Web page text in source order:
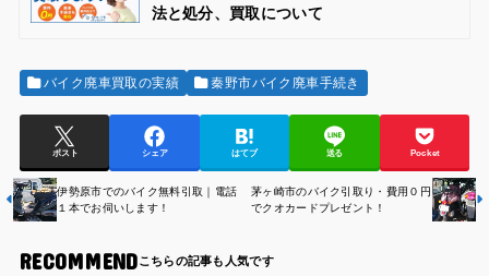
法と処分、買取について
バイク廃車買取の実績 秦野市バイク廃車手続き
ポスト シェア はてブ 送る Pocket
伊勢原市でのバイク無料引取｜電話
１本でお伺いします！
茅ヶ崎市のバイク引取り・費用０円
でクオカードプレゼント！
RECOMMEND